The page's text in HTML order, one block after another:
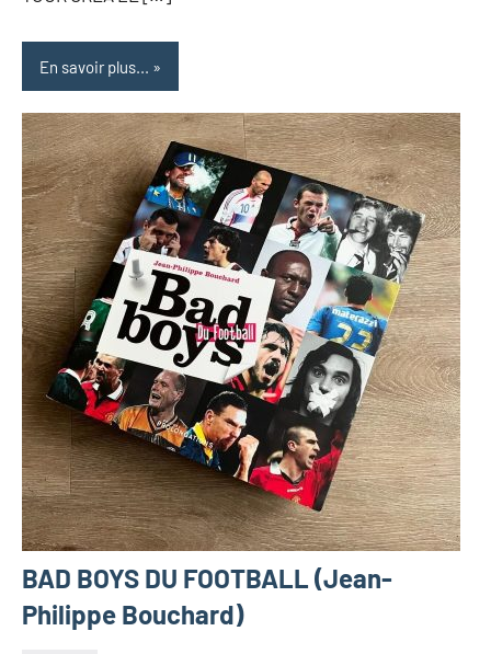
En savoir plus...
BAD BOYS DU FOOTBALL (Jean-
Philippe Bouchard)